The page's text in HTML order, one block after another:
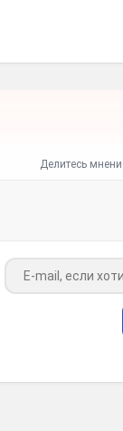
Делитесь
Ваш e-mail